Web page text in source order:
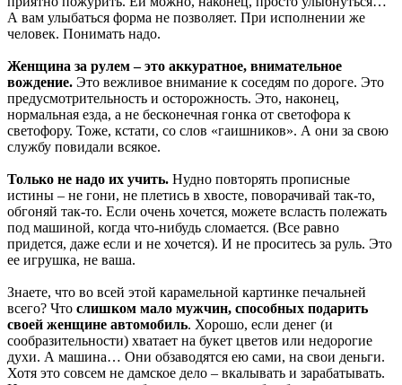
А вам улыбаться форма не позволяет. При исполнении же
человек. Понимать надо.
Женщина за рулем – это аккуратное, внимательное
вождение. Это вежливое внимание к соседям по дороге. Это
предусмотрительность и осторожность. Это, наконец,
нормальная езда, а не бесконечная гонка от светофора к
светофору. Тоже, кстати, со слов «гаишников». А они за свою
службу повидали всякое.
Только не надо их учить. Нудно повторять прописные
истины – не гони, не плетись в хвосте, поворачивай так-то,
обгоняй так-то. Если очень хочется, можете всласть полежать
под машиной, когда что-нибудь сломается. (Все равно
придется, даже если и не хочется). И не проситесь за руль. Это
ее игрушка, не ваша.
Знаете, что во всей этой карамельной картинке печальней
всего? Что слишком мало мужчин, способных подарить
своей женщине автомобиль. Хорошо, если денег (и
сообразительности) хватает на букет цветов или недорогие
духи. А машина… Они обзаводятся ею сами, на свои деньги.
Хотя это совсем не дамское дело – вкалывать и зарабатывать.